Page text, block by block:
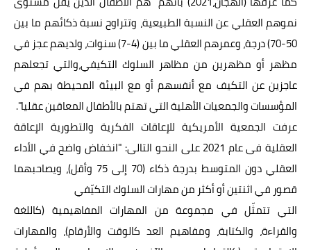
نموهم العقلي عن النسبة الطبيعية، وتتراوح نسبة ذكائهم ما بين
50-70) درجة، وعمرهم العقلي ما بين (4-7) سنوات، ولديهم عجز في
مظهر أو مظهرين من مظاهر السلوك التكيفي،والتي تجعلهم
عاجزين عن التكيف مع أنفسهم أو مع البيئة المحيطة بهم في
المؤسسات والجمعيات الأهلية التي تهتم بالأطفال المعاقين عقليا".
عرفت الجمعية الأمريكية للإعاقات الفكرية والتطورية الإعاقة
العقلية فى عام 2021 على النحو التالى: "انخفاض واضح في الأداء
العقلي دون المتوسط بدرجة ذكاء (70 إلى 75 وأقل)، ويصاحبهما
قصور في اثنتين أو أكثر من مهارات السلوك التكيّفي
التي تتمثّل في مجموعة من المهارات المفاهيمية (كاللغة
والقراءة، والكتابة، ومفاهيم العد كالوقت والأرقام)، والمهارات